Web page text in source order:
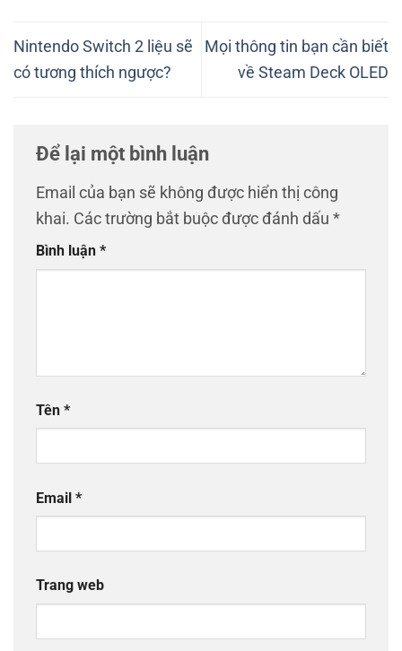
Nintendo Switch 2 liệu sẽ
có tương thích ngược?
Mọi thông tin bạn cần biết
về Steam Deck OLED
Để lại một bình luận
Email của bạn sẽ không được hiển thị công
khai. Các trường bắt buộc được đánh dấu *
Bình luận *
Tên *
Email *
Trang web